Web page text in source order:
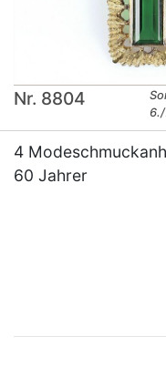
Nr. 8804
6./
4
60 Jahrer